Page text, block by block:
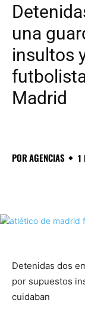
una
insultos
Madrid
PORAGENCIAS 1
Detenidas dos
por supuestos
cuidaban